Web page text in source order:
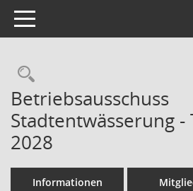
Toggle navigation
Rechercheauswahl
Betriebsausschuss
Stadtentwässerung -
2028
Informationen